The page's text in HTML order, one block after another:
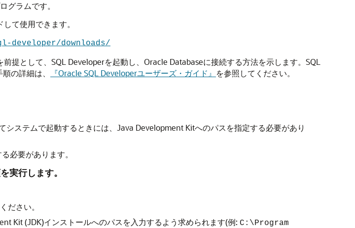
グラムです。
て使用できます。
developer/downloads/
提として、SQL Developerを起動し、Oracle Databaseに接続する方法を示します。SQL
の詳細は、
『Oracle SQL Developerユーザーズ・ガイド』 を参照してください。
ステムで起動するときには、Java Development Kitへのパスを指定する必要があり
必要があります。
実行します。
ださい。
Kit (JDK)インストールへのパスを入力するよう求められます(例: C:\Program